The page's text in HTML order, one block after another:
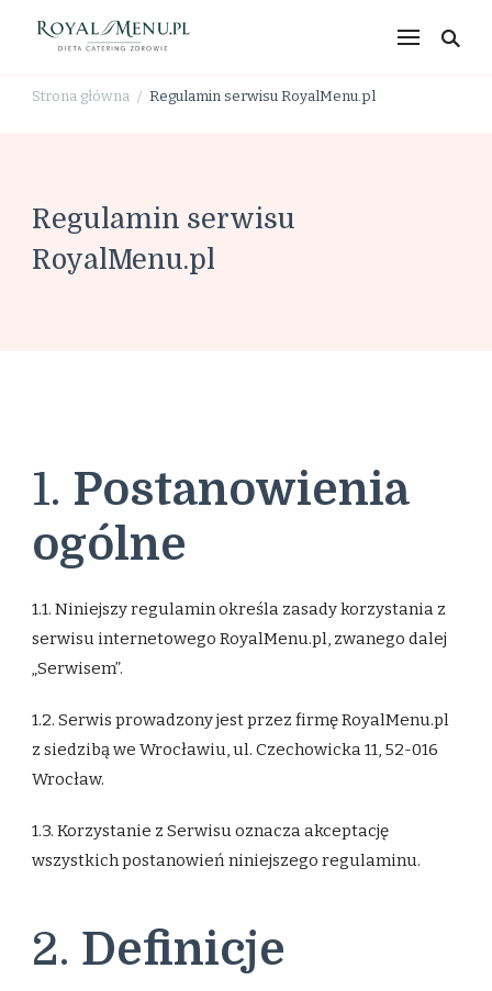
RoyalMenu.pl – dieta,
odżywianie
Strona główna / Regulamin serwisu RoyalMenu.pl
Regulamin serwisu
RoyalMenu.pl
1. Postanowienia
ogólne
1.1. Niniejszy regulamin określa zasady korzystania z
serwisu internetowego RoyalMenu.pl, zwanego dalej
„Serwisem”.
1.2. Serwis prowadzony jest przez firmę RoyalMenu.pl
z siedzibą we Wrocławiu, ul. Czechowicka 11, 52-016
Wrocław.
1.3. Korzystanie z Serwisu oznacza akceptację
wszystkich postanowień niniejszego regulaminu.
2. Definicje